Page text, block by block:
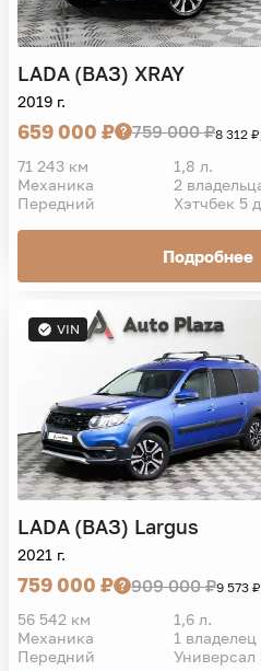
LADA (ВАЗ) XRAY
2019 г.
659 000 ₽ 759 000 ₽8 312
71 243 км 1,8 л.
Механика
2
Передний
Хэтчбек 5
Подробнее
VIN
LADA (ВАЗ) Largus
2021 г.
759 000 ₽ 909 000 ₽9 573
56 542 км 1,6 л.
Механика
1 владелец
Передний
Универсал